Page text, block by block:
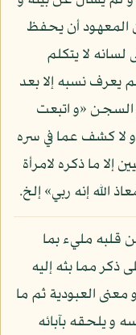
المعهود أن يحفظ
لا يتكلم
نسبه إلا بعد
«و اتبعت
لا كشف عما في سره
إلا ما ذكره لامرأة
الله إنه ربي» إلخ.
مليء بما
مما بثه إليه
العبودية ثم ما
و يلحقه بآبائه